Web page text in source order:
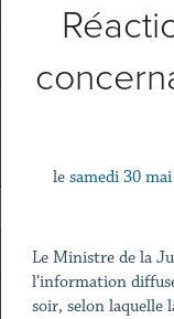
le samedi 30
Le Ministre de la
l’information
soir, selon laquelle